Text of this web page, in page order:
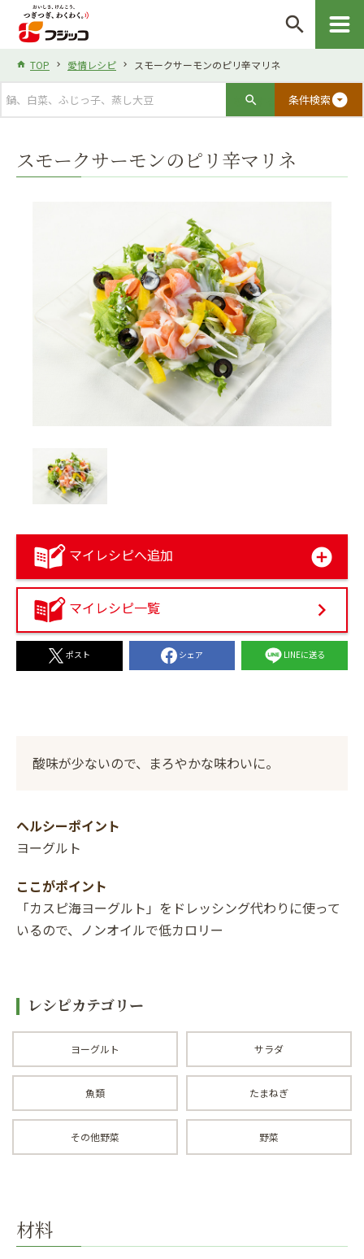
search
TOP 愛情レシピ スモークサーモンのピリ辛マリネ
条件検索arrow_drop_down_circle
スモークサーモンのピリ辛マリネ
マイレシピへ追加
マイレシピ一覧
ポスト シェア LINEに送る
酸味が少ないので、まろやかな味わいに。
ヘルシーポイント
ヨーグルト
ここがポイント
「カスピ海ヨーグルト」をドレッシング代わりに使って
いるので、ノンオイルで低カロリー
レシピカテゴリー
ヨーグルト サラダ
魚類 たまねぎ
その他野菜 野菜
材料